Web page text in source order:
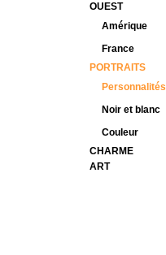
OUEST
Amérique
France
PORTRAITS
Personnalités
Noir et blanc
Couleur
CHARME
ART